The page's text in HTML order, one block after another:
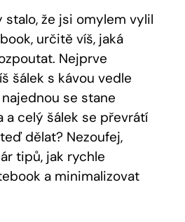
stalo, že jsi omylem vylil
určitě víš, jaká
Nejprve
šálek s kávou vedle
se stane
a celý šálek se převrátí
dělat? Nezoufej,
tipů, jak rychle
a minimalizovat